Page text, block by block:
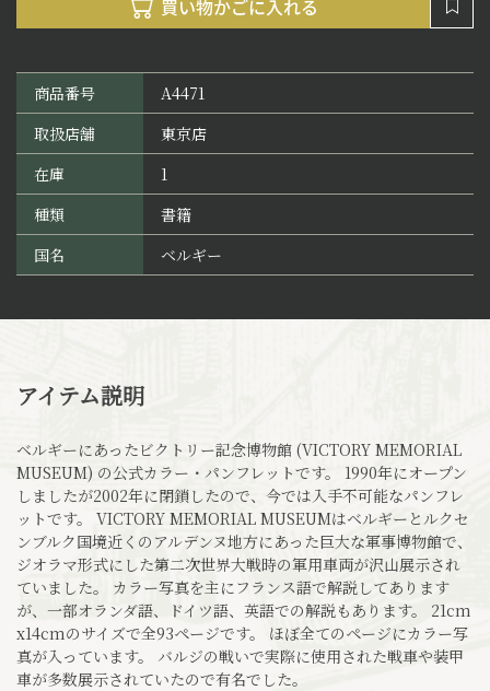
商品番号
A4471
取扱店舗
東京店
在庫
1
種類
書籍
国名
ベルギー
アイテム説明
ベルギーにあったビクトリー記念博物館 (VICTORY MEMORIAL
MUSEUM) の公式カラー・パンフレットです。 1990年にオープン
しましたが2002年に閉鎖したので、今では入手不可能なパンフレ
ットです。 VICTORY MEMORIAL MUSEUMはベルギーとルクセ
ンブルク国境近くのアルデンヌ地方にあった巨大な軍事博物館で、
ジオラマ形式にした第二次世界大戦時の軍用車両が沢山展示され
ていました。 カラー写真を主にフランス語で解説してあります
が、一部オランダ語、ドイツ語、英語での解説もあります。 21cm
x14cmのサイズで全93ページです。 ほぼ全てのページにカラー写
真が入っています。 バルジの戦いで実際に使用された戦車や装甲
車が多数展示されていたので有名でした。